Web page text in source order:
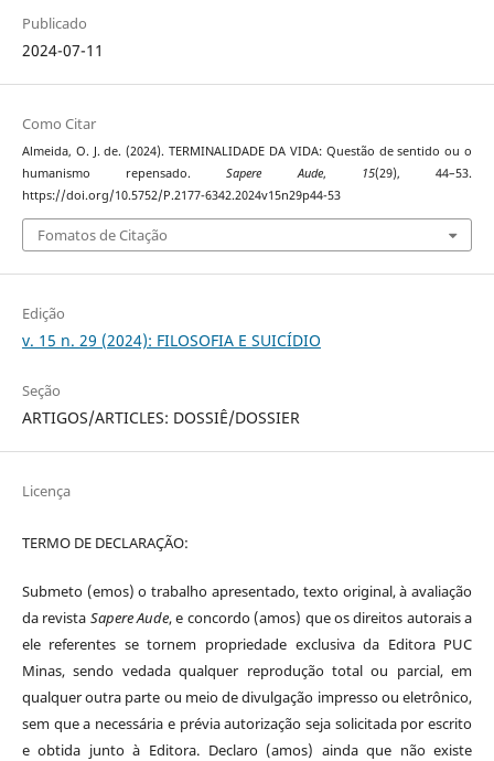
Publicado
2024-07-11
Como Citar
Almeida, O. J. de. (2024). TERMINALIDADE DA VIDA: Questão de sentido ou o
humanismo repensado.Sapere Aude, 15(29), 44–53.
https://doi.org/10.5752/P.2177-6342.2024v15n29p44-53
Fomatos de Citação
Edição
v. 15 n. 29 (2024): FILOSOFIA E SUICÍDIO
Seção
ARTIGOS/ARTICLES: DOSSIÊ/DOSSIER
Licença
TERMO DE DECLARAÇÃO:
Submeto (emos) o trabalho apresentado, texto original, à avaliação
da revista Sapere Aude, e concordo (amos) que os direitos autorais a
ele referentes se tornem propriedade exclusiva da Editora PUC
Minas, sendo vedada qualquer reprodução total ou parcial, em
qualquer outra parte ou meio de divulgação impresso ou eletrônico,
sem que a necessária e prévia autorização seja solicitada por escrito
e obtida junto à Editora. Declaro (amos) ainda que não existe